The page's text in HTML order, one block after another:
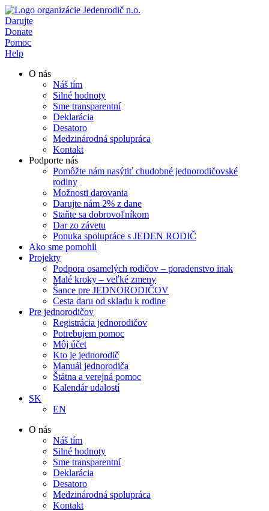
Preskočiť
na
obsah
Darujte
Donate
Pomoc
Help
O nás
Náš tím
Silné hodnoty
Sme transparentní
Deklarácia
Desatoro
Medzinárodná spolupráca
Kontakt
Podporte nás
Pomôžte nám nasýtiť chudobné jednorodičovské
rodiny
Možnosti darovania
Darujte nám 2% z dane
Staňte sa dobrovoľníkom
Dar zo závetu
Ponuka spolupráce s JEDEN RODIČ
Ako sme pomohli
Projekty
Podpora osamelých rodičov – poradenstvo inak
Malé kroky – veľké zmeny
Šance pre JEDNORODIČOV
Cesta daru od skladu k rodine
Pre jednorodičov
Registrácia jednorodičov
Potrebujem pomoc
Môj účet
Kto je jednorodič
Manuál jednorodiča
Štátna a verejná pomoc
Kalendár udalostí
SK
EN
O nás
Náš tím
Silné hodnoty
Sme transparentní
Deklarácia
Desatoro
Medzinárodná spolupráca
Kontakt